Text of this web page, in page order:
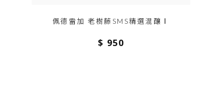
佩德雷加 老樹藤SMS精選混釀Ⅰ
$ 950